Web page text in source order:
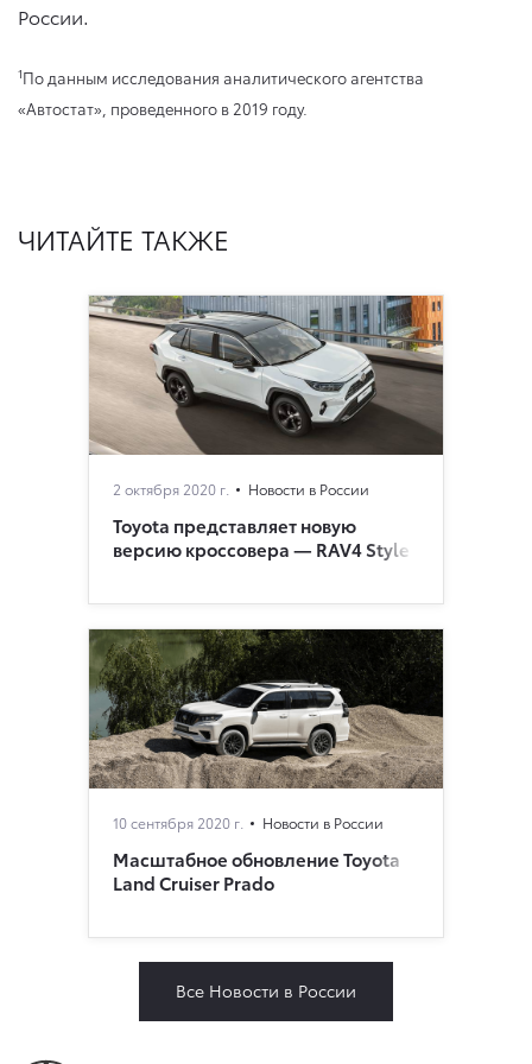
России.
1По данным исследования аналитического агентства
«Автостат», проведенного в 2019 году.
ЧИТАЙТЕ ТАКЖЕ
2 октября 2020 г. Новости в России
Toyota представляет новую
версию кроссовера — RAV4 Style
10 сентября 2020 г. Новости в России
Масштабное обновление Toyota
Land Cruiser Prado
Все Новости в России